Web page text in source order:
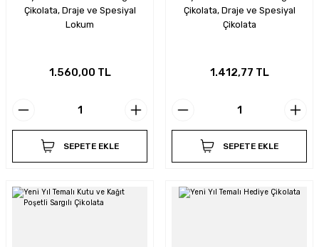
Çikolata, Draje ve Spesiyal
Lokum
1.560,00 TL
SEPETE EKLE
Çikolata, Draje ve Spesiyal
Çikolata
1.412,77 TL
SEPETE EKLE